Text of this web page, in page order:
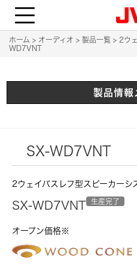
T
l
e
a
ホーム オーディオ 製品一覧
2ウ
WD7VNT
製品情報
SX-WD7VNT
2ウェイバスレフ型スピーカーシ
SX-WD7VNT 生産完了
オープン価格※